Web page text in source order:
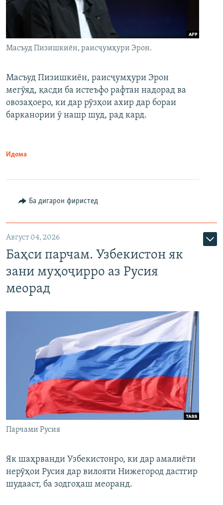
Масъуд Пизишкиён, раисҷумҳури Эрон.
Масъуд Пизишкиён, раисҷумҳури Эрон
мегӯяд, қасди ба истеъфо рафтан надорад ва
овозаҳоеро, ки дар рӯзҳои ахир дар бораи
барканории ӯ нашр шуд, рад кард.
Идома
Ба дигарон фиристед
Август 04, 2026
Баҳси парчам. Узбекистон як
зани муҳоҷирро аз Русия
меорад
Парчами Русия
Як шаҳрванди Узбекистонро, ки дар амалиёти
нерӯҳои Русия дар вилояти Нижегород дастгир
шудааст, ба зодгоҳаш меоранд.